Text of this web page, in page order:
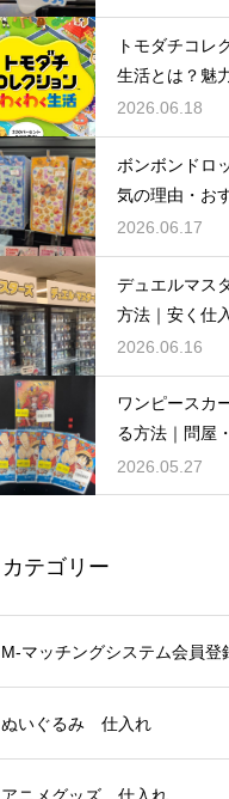
トモダチコレ
生活とは？魅
を徹底解説
2026.06.18
ボンボンドロ
気の理由・お
仕入れるコツ
2026.06.17
デュエルマス
方法｜安く仕
め仕入れ先
2026.06.16
ワンピースカ
る方法｜問屋
入れ先まとめ
2026.05.27
カテゴリー
M-マッチングシステム会員登
ぬいぐるみ 仕入れ
アニメグッズ 仕入れ